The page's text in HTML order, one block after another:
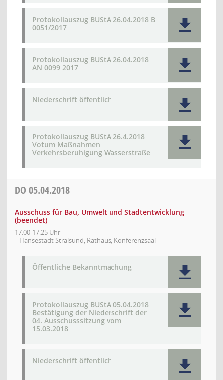
Protokollauszug BUStA 26.04.2018 B
0051/2017
Protokollauszug BUStA 26.04.2018
AN 0099 2017
Niederschrift öffentlich
Protokollauszug BUStA 26.4.2018
Votum Maßnahmen
Verkehrsberuhigung Wasserstraße
DO 05.04.2018
Ausschuss für Bau, Umwelt und Stadtentwicklung
(beendet)
17:00-17:25 Uhr
Hansestadt Stralsund, Rathaus, Konferenzsaal
Öffentliche Bekanntmachung
Protokollauszug BUStA 05.04.2018
Bestätigung der Niederschrift der
04. Ausschusssitzung vom
15.03.2018
Niederschrift öffentlich